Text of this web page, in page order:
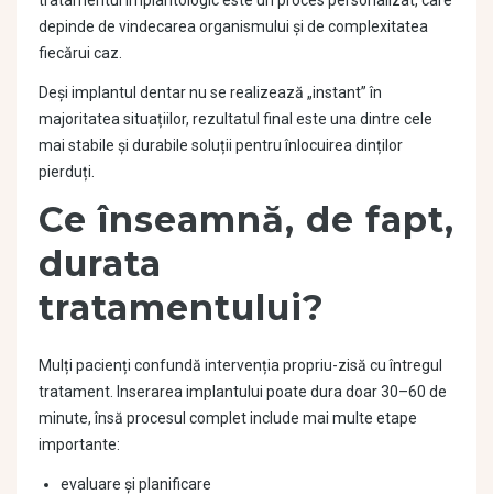
depinde de vindecarea organismului și de complexitatea
fiecărui caz.
Deși implantul dentar nu se realizează „instant” în
majoritatea situațiilor, rezultatul final este una dintre cele
mai stabile și durabile soluții pentru înlocuirea dinților
pierduți.
Ce înseamnă, de fapt,
durata
tratamentului?
Mulți pacienți confundă intervenția propriu-zisă cu întregul
tratament. Inserarea implantului poate dura doar 30–60 de
minute, însă procesul complet include mai multe etape
importante:
evaluare și planificare